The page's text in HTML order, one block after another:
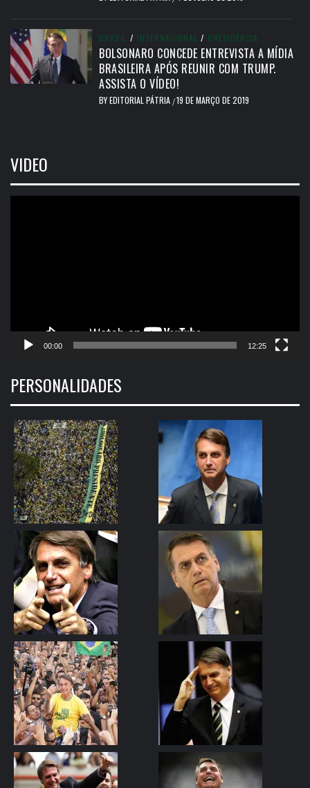
BRASIL / INTERNACIONAL / PRESIDÊNCIA
BOLSONARO CONCEDE ENTREVISTA A MÍDIA
BRASILEIRA APÓS REUNIR COM TRUMP.
ASSISTA O VÍDEO!
BYEDITORIAL PÁTRIA /19 DE MARÇO DE 2019
VIDEO
00:00 12:25
PERSONALIDADES